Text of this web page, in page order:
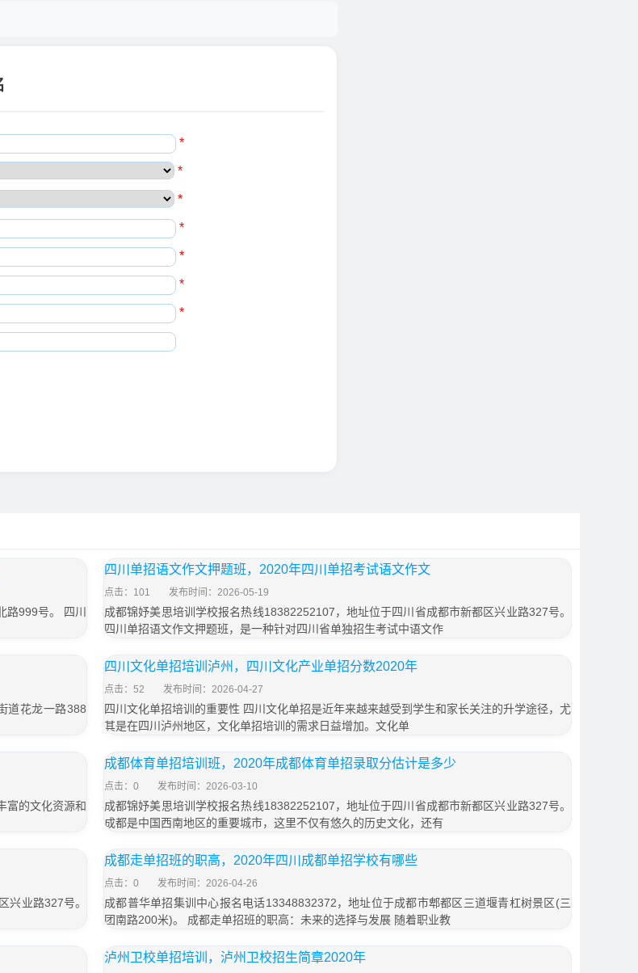
*
*
*
*
*
*
*
999号。 四川
四川单招语文作文押题班，2020年四川单招考试语文作文
点击：101 发布时间：2026-05-19
成都锦妤美思培训学校报名热线18382252107，地址位于四川省成都市新都区兴业路327号。
四川单招语文作文押题班，是一种针对四川省单独招生考试中语文作
道花龙一路388
四川文化单招培训泸州，四川文化产业单招分数2020年
点击：52 发布时间：2026-04-27
四川文化单招培训的重要性 四川文化单招是近年来越来越受到学生和家长关注的升学途径，尤
其是在四川泸州地区，文化单招培训的需求日益增加。文化单
富的文化资源和
成都体育单招培训班，2020年成都体育单招录取分估计是多少
点击：0 发布时间：2026-03-10
成都锦妤美思培训学校报名热线18382252107，地址位于四川省成都市新都区兴业路327号。
成都是中国西南地区的重要城市，这里不仅有悠久的历史文化，还有
兴业路327号。
成都走单招班的职高，2020年四川成都单招学校有哪些
点击：0 发布时间：2026-04-26
成都普华单招集训中心报名电话13348832372，地址位于成都市郫都区三道堰青杠树景区(三
团南路200米)。 成都走单招班的职高：未来的选择与发展 随着职业教
泸州卫校单招培训，泸州卫校招生简章2020年